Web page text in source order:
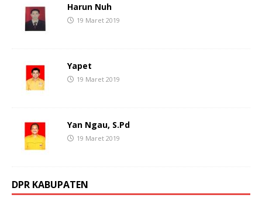
Harun Nuh
19 Maret 2019
Yapet
19 Maret 2019
Yan Ngau, S.Pd
19 Maret 2019
DPR KABUPATEN